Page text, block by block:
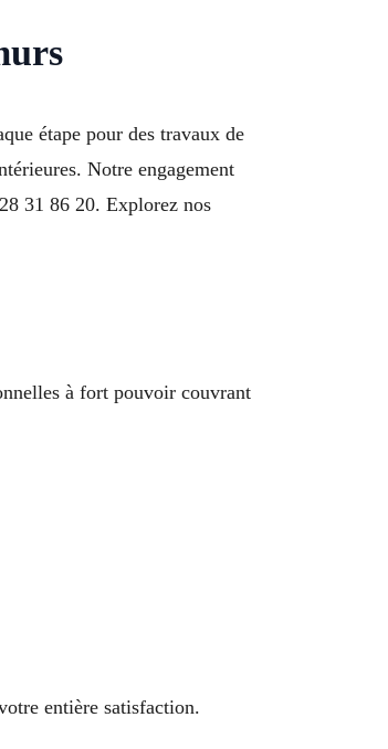
étape pour des travaux de
Notre engagement
31 86 20. Explorez nos
à fort pouvoir couvrant
entière satisfaction.